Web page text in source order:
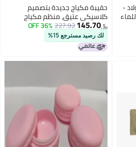
حقيبة مكياج جديدة بتصميم
كلاسيكي عتيق، منظم مكياج
شفاف بمقبض، حقيبة أدوات تجميل
شفافة مقاومة للماء، حقيبة مكياج
كبيرة السعة للنساء، حقيبة تخزين
للعناية بالبشرة للسفر (لون القهوة)
145.70
227.92
36% OFF
لك رصيد مسترجع 15%